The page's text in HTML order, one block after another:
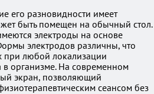
его разновидности имеет
быть помещен на обычный стол.
электроды на основе
электродов различны, что
при любой локализации
в организме. На современном
экран, позволяющий
сеансом без